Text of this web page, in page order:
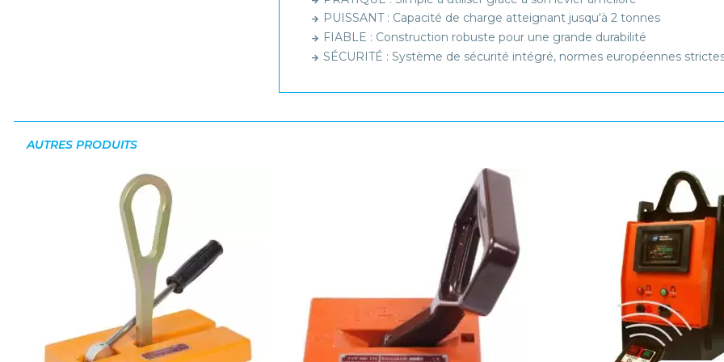
PUISSANT : Capacité de charge atteignant jusqu'à 2 tonnes
FIABLE : Construction robuste pour une grande durabilité
SÉCURITÉ : Système de sécurité intégré, normes européennes
AUTRES PRODUITS